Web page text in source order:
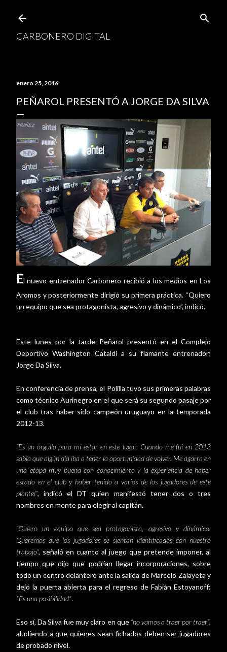
CARBONERO DIGITAL
enero 25, 2016
PEÑAROL PRESENTÓ A JORGE DA SILVA
El nuevo entrenador Carbonero recibió a los medios en Los
Aromos y posteriormente dirigió su primera práctica. “Quiero
un equipo que sea protagonista, agresivo y dinámico”, indicó.
Este lunes por la tarde Peñarol presentó en el Complejo
Deportivo Washington Cataldi a su flamante entrenador;
Jorge Da Silva.
En conferencia de prensa, el Polilla tuvo sus primeras palabras
como técnico Aurinegro en el que será su segundo pasaje por
el club tras haber sido campeón uruguayo en la temporada
2012-13.
“Es un orgullo para mí estar en este lugar. Cuando me fui en 2013
sabía que algún día iba a tener la oportunidad de volver. Me agarra en
una etapa muy buena con conocimiento y la experiencia de haber
estado en el club y haber tenido a varios de los jugadores de este
plantel”, indicó el DT quien manifestó tener dos o tres
nombres en mente para elegir al capitán.
“Quiero un equipo que sea protagonista, agresivo y dinámico.
Queremos que los jugadores se sientan identificados con nuestro
trabajo”, señaló en cuanto al juego que pretende imponer, al
tiempo que dijo que podrían llegar incorporaciones, sobre
todo un centro delantero ante la salida de Marcelo Zalayeta y
dejó la puerta abierta para el regreso de Fabián Estoyanoff:
"Es una posibilidad".
Eso sí, Da Silva fue muy claro en que “no vamos a traer por traer”,
aludiendo a que quienes sean fichados deben ser jugadores
de probado nivel.